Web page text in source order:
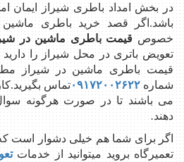
در بخش امداد باطری شیراز ایمان
باشد.اگر قصد خرید باطری ماشین
خصوص قیمت باطری ماشین در
تعویض باتری در محل شیراز را دارید
قیمت باطری ماشین در شیراز
شماره ۰۹۱۷۲۰۰۲۶۲۲تماس
می باشند تا در صورت هرگونه
دهند.
اگر برای شما هم خیلی دشوار است که
تعمیرگاه بروید میتوانید از خدمات